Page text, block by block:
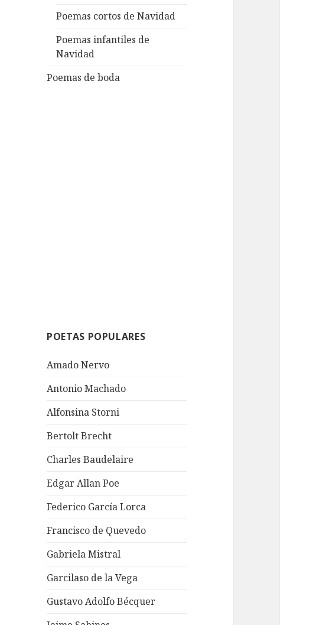
Poemas cortos de Navidad
Poemas infantiles de
Navidad
Poemas de boda
POETAS POPULARES
Amado Nervo
Antonio Machado
Alfonsina Storni
Bertolt Brecht
Charles Baudelaire
Edgar Allan Poe
Federico García Lorca
Francisco de Quevedo
Gabriela Mistral
Garcilaso de la Vega
Gustavo Adolfo Bécquer